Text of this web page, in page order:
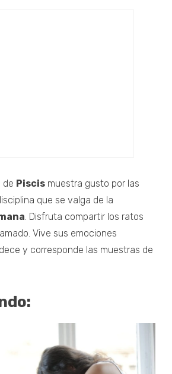
de Piscis muestra gusto por las
que se valga de la
. Disfruta compartir los ratos
Vive sus emociones
y corresponde las muestras de